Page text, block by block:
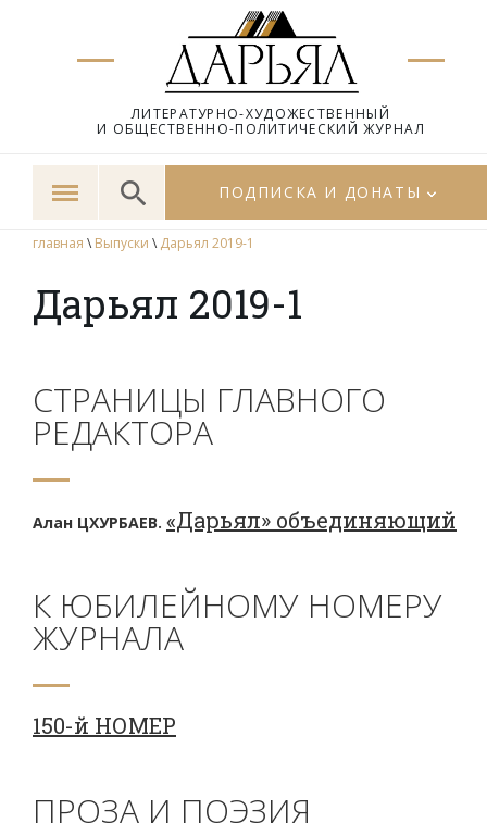
ЛИТЕРАТУРНО-ХУДОЖЕСТВЕННЫЙ
И ОБЩЕСТВЕННО-ПОЛИТИЧЕСКИЙ ЖУРНАЛ
ПОДПИСКА И ДОНАТЫ
главная \ Выпуски \ Дарьял 2019-1
Дарьял 2019-1
СТРАНИЦЫ ГЛАВНОГО
РЕДАКТОРА
Алан ЦХУРБАЕВ. «Дарьял» объединяющий
К ЮБИЛЕЙНОМУ НОМЕРУ
ЖУРНАЛА
150-й НОМЕР
ПРОЗА И ПОЭЗИЯ